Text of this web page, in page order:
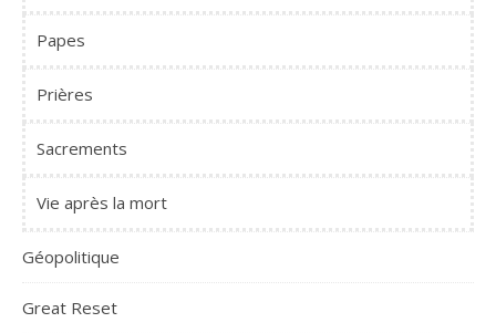
Papes
Prières
Sacrements
Vie après la mort
Géopolitique
Great Reset